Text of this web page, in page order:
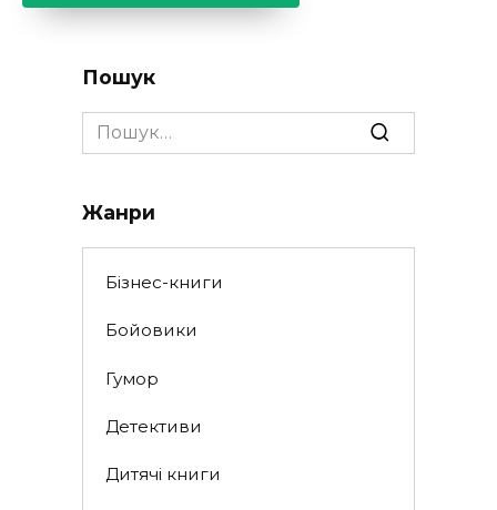
Пошук
Search
for:
Жанри
Бізнес-книги
Бойовики
Гумор
Детективи
Дитячі книги